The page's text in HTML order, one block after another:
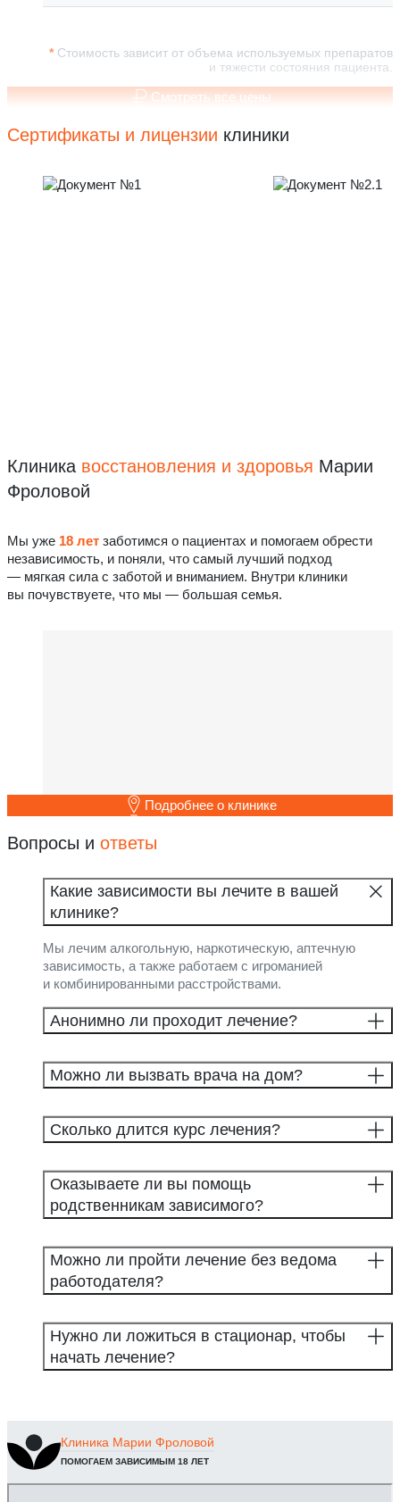
Стоимость зависит от объема используемых препаратов
и тяжести состояния пациента.
Смотреть все цены
Сертификаты и лицензии клиники
Клиника восстановления и здоровья Марии
Фроловой
Мы уже 18 лет заботимся о пациентах и помогаем обрести
независимость, и поняли, что самый лучший подход
— мягкая сила с заботой и вниманием. Внутри клиники
вы почувствуете, что мы — большая семья.
Подробнее о клинике
Вопросы и ответы
Какие зависимости вы лечите в вашей
клинике?
Мы лечим алкогольную, наркотическую, аптечную
зависимость, а также работаем с игроманией
и комбинированными расстройствами.
Анонимно ли проходит лечение?
Можно ли вызвать врача на дом?
Сколько длится курс лечения?
Оказываете ли вы помощь
родственникам зависимого?
Можно ли пройти лечение без ведома
работодателя?
Нужно ли ложиться в стационар, чтобы
начать лечение?
Клиника Марии Фроловой
ПОМОГАЕМ ЗАВИСИМЫМ 18 ЛЕТ